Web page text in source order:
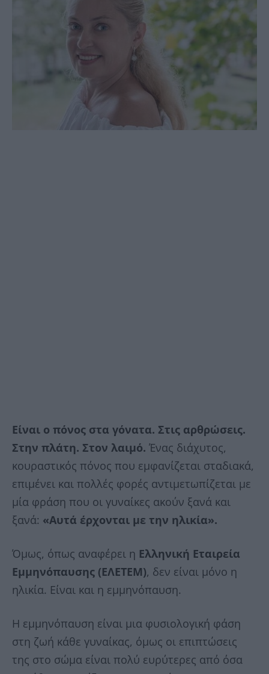
Είναι ο πόνος στα γόνατα. Στις αρθρώσεις.
Στην πλάτη. Στον λαιμό. Ένας διάχυτος,
κουραστικός πόνος που εμφανίζεται σταδιακά,
επιμένει και πολλές φορές αντιμετωπίζεται με
μία φράση που οι γυναίκες ακούν ξανά και
ξανά: «Αυτά έρχονται με την ηλικία».
Όμως, όπως αναφέρει η Ελληνική Εταιρεία
Εμμηνόπαυσης (ΕΛΕΤΕΜ), δεν είναι μόνο η
ηλικία. Είναι και η εμμηνόπαυση.
Η εμμηνόπαυση είναι μια φυσιολογική φάση
στη ζωή κάθε γυναίκας, όμως οι επιπτώσεις
της στο σώμα είναι πολύ ευρύτερες από όσα